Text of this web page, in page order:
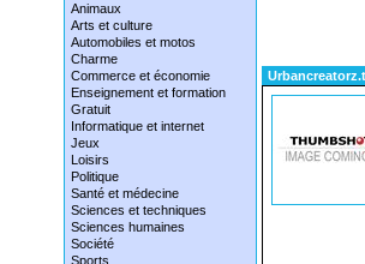
Animaux
Arts et culture
Automobiles et motos
Charme
Commerce et économie
Enseignement et formation
Gratuit
Informatique et internet
Jeux
Loisirs
Politique
Santé et médecine
Sciences et techniques
Sciences humaines
Société
Sports